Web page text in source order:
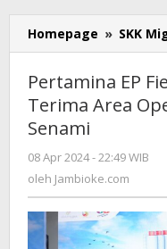
Homepage » SKK
Pertamina EP
Terima Area
Senami
08 Apr 2024 - 22:49 WIB
oleh Jambioke.com